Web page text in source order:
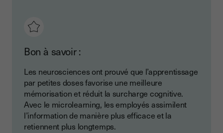
Bon à savoir :
Les neurosciences ont prouvé que l’apprentissage
par petites doses favorise une meilleure
mémorisation et réduit la surcharge cognitive.
Avec le microlearning, les employés assimilent
l’information de manière plus efficace et la
retiennent plus longtemps.